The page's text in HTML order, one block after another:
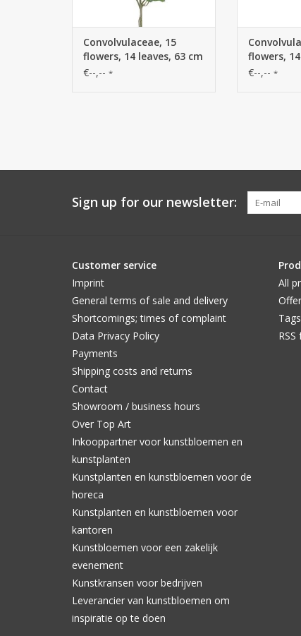
Convolvulaceae, 15
flowers, 14 leaves, 63 cm
€--,-- *
flowers,
€--,-- *
Sign up for our newsletter:
Customer service
Imprint
General terms of sale and delivery
Shortcomings; times of complaint
Data Privacy Policy
Payments
Shipping costs and returns
Contact
Showroom / business hours
Over Top Art
Inkooppartner voor kunstbloemen en
kunstplanten
Kunstplanten en kunstbloemen voor de
horeca
Kunstplanten en kunstbloemen voor
kantoren
Kunstbloemen voor een zakelijk
evenement
Kunstkransen voor bedrijven
Leverancier van kunstbloemen om
inspiratie op te doen
All
Tags
RSS